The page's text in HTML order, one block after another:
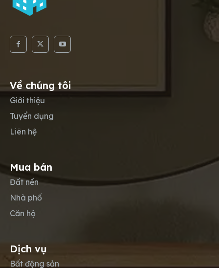
Về chúng tôi
Giới thiệu
Tuyển dụng
Liên hệ
Mua bán
Đất nền
Nhà phố
Căn hộ
Dịch vụ
Bất động sản